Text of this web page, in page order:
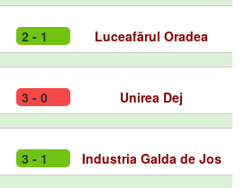
2 - 1 Luceafărul Oradea
3 - 0 Unirea Dej
3 - 1 Industria Galda de Jos